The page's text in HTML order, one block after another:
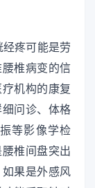
经疼可能是劳
椎病变的信
机构的康复
问诊、体格
等影像学检
椎间盘突出
果是外感风